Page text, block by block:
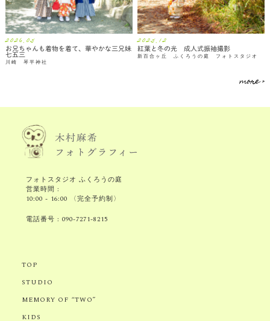
2026.05
お兄ちゃんも着物を着て、華やかな三兄妹
七五三
川崎 琴平神社
2025.12
紅葉と冬の光 成人式振袖撮影
新百合ヶ丘 ふくろうの庭 フォトスタジオ
more >
フォトスタジオ ふくろうの庭
営業時間 :
10:00 - 16:00 〈完全予約制〉
電話番号 :090-7271-8215
TOP
STUDIO
MEMORY OF “TWO”
KIDS